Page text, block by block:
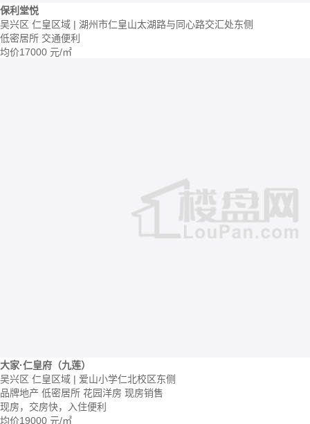
保利堂悦
吴兴区 仁皇区域 | 湖州市仁皇山太湖路与同心路交汇处东侧
低密居所 交通便利
均价17000 元/㎡
大家·仁皇府（九莲）
吴兴区 仁皇区域 | 爱山小学仁北校区东侧
品牌地产 低密居所 花园洋房 现房销售
现房，交房快，入住便利
均价19000 元/㎡